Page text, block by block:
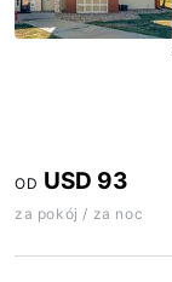
OD USD 93
za pokój / za noc